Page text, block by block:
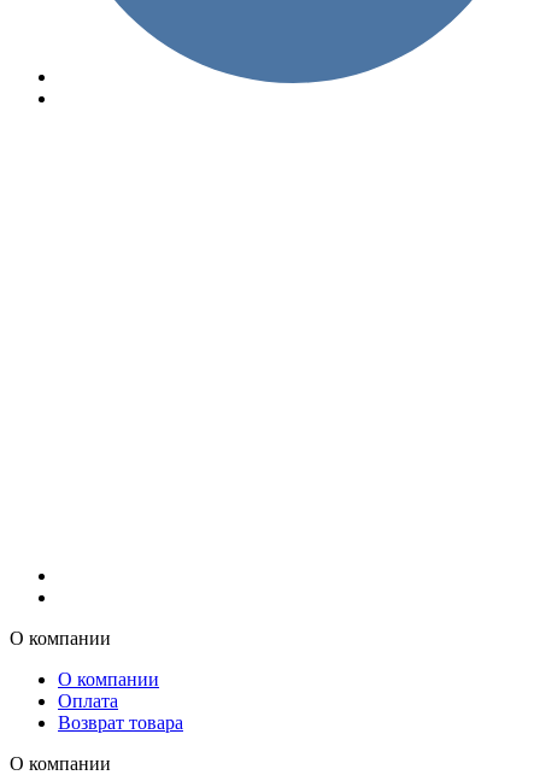
О компании
О компании
Оплата
Возврат товара
О компании